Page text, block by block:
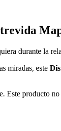
durante la
miradas, este
producto